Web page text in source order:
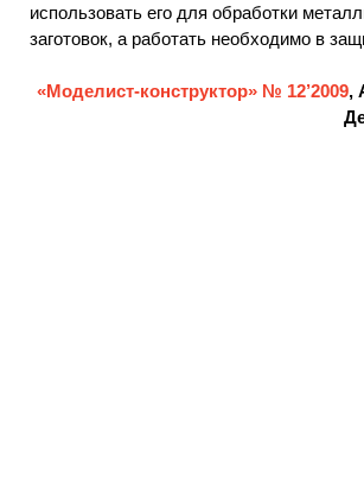
использовать его для обработки
заготовок, а работать необходимо в
«Моделист-конструктор» № 12’2009,